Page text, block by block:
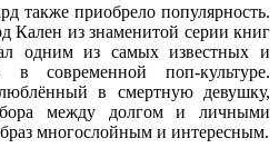
также приобрело популярность.
Кален из знаменитой серии книг
одним из самых известных и
в современной поп-культуре.
в смертную девушку,
между долгом и личными
многослойным и интересным.